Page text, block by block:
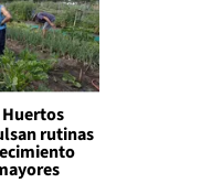
Huertos
rutinas